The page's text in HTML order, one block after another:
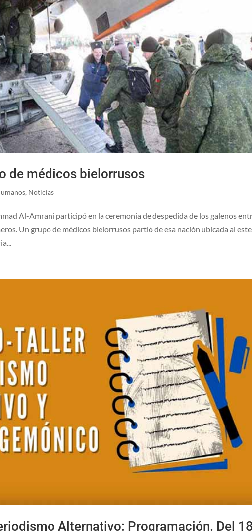
de médicos bielorrusos
, Noticias
Al-Amrani participó en la ceremonia de despedida de los galenos
Un grupo de médicos bielorrusos partió de esa nación ubicada al
Alternativo: Programación. Del